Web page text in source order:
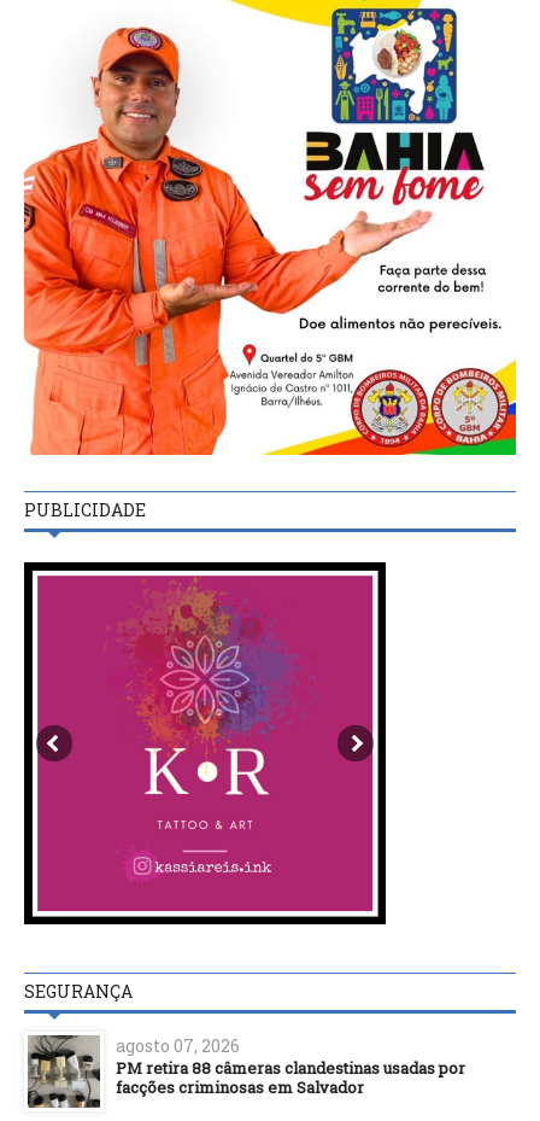
PUBLICIDADE
SEGURANÇA
agosto 07, 2026
PM retira 88 câmeras clandestinas usadas por
facções criminosas em Salvador